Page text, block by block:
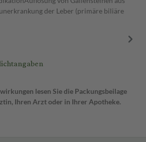
der Leber (primäre biliäre
lesen Sie die Packungsbeilage
Ihren Arzt oder in Ihrer Apotheke.